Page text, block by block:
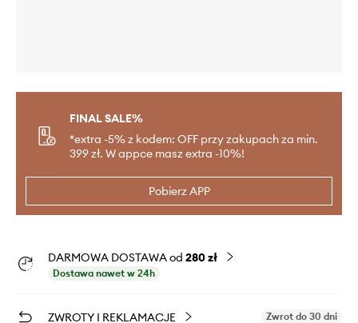
FINAL SALE%
*extra -5% z kodem: OFF przy zakupach za min.
399 zł. W appce masz extra -10%!
Pobierz APP
DARMOWA DOSTAWA od 280 zł
Dostawa nawet w 24h
ZWROTY I REKLAMACJE Zwrot do 30 dni